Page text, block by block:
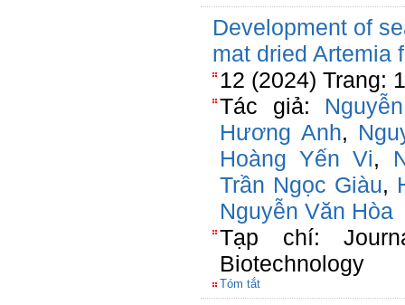
Development of
mat dried Artemia
12 (2024) Trang:
Tác giả:
Hương Anh,
Hoàng Yến Vi,
Trần Ngọc Giàu,
Nguyễn Văn Hòa
Tạp chí:
Biotechnology
Tóm tắt